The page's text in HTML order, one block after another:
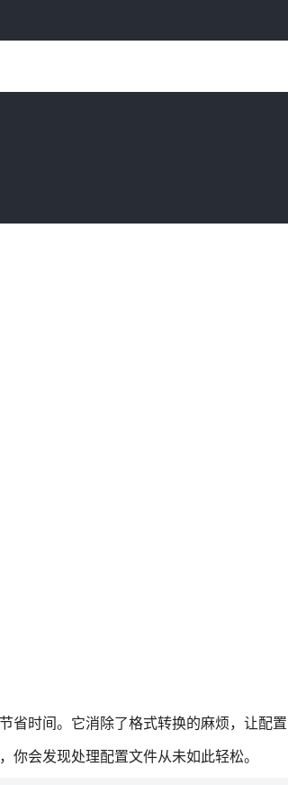
时间。它消除了格式转换的麻烦，让配置
会发现处理配置文件从未如此轻松。